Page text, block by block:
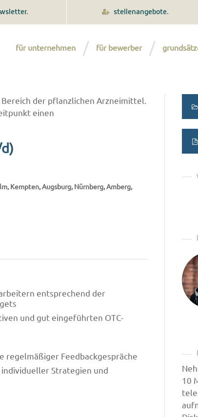
stellenangebote.
für unternehmen für bewerber
der pflanzlichen Arzneimittel.
einen
Kempten, Augsburg, Nürnberg, Amberg,
entsprechend der
und gut eingeführten OTC-
regelmäßiger Feedbackgespräche
Strategien und
10